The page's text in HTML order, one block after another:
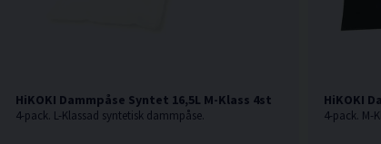
HiKOKI Dammpåse Syntet 16,5L M-Klass 4st
4-pack. L-Klassad syntetisk dammpåse.
HiKOKI
4-pack. M-